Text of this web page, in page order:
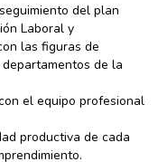
del plan
Laboral y
las figuras de
de la
el equipo profesional
productiva de cada